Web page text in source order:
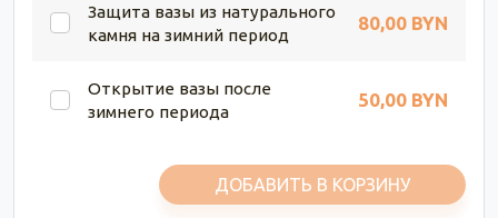
Защита вазы из натурального
камня на зимний период
80,00 BYN
Открытие вазы после
зимнего периода
50,00 BYN
ДОБАВИТЬ В КОРЗИНУ